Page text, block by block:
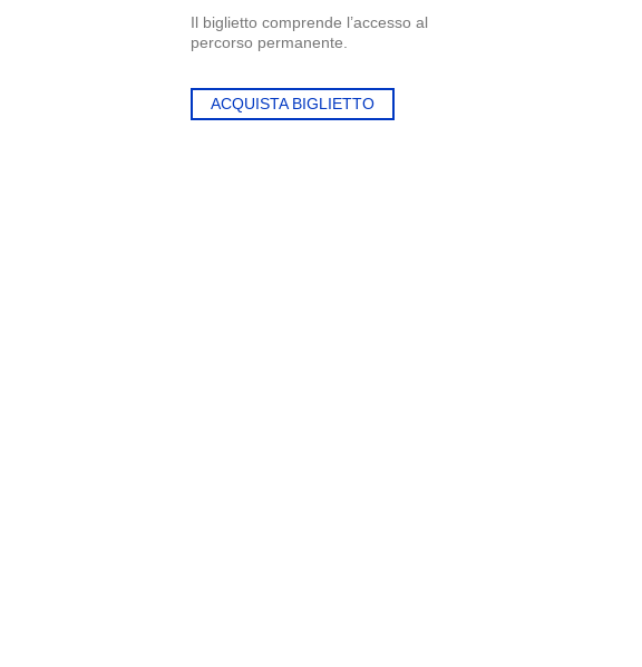
Il biglietto comprende l’accesso al
percorso permanente.
ACQUISTA BIGLIETTO